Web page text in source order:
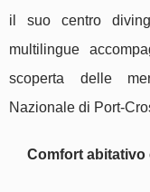
il suo centro
multilingue
scoperta delle
Nazionale di Port-
Comfort abitativo